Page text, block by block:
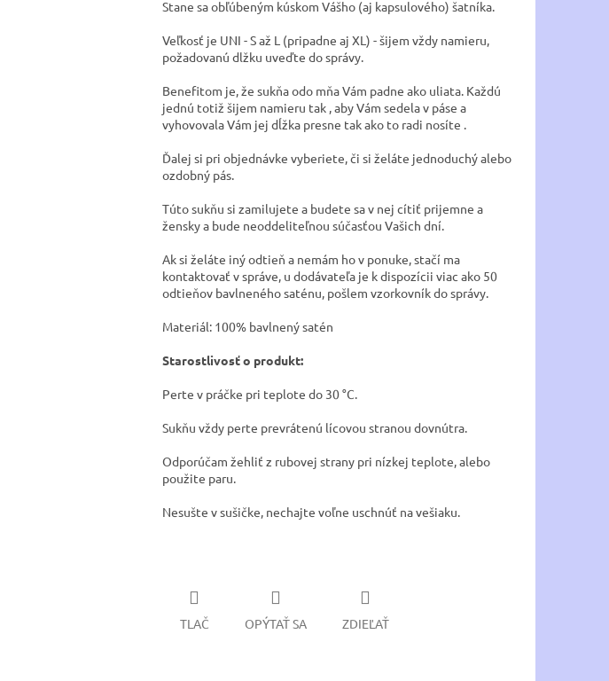
Stane sa obľúbeným kúskom Vášho (aj kapsulového) šatníka.
Veľkosť je UNI - S až L (pripadne aj XL) - šijem vždy namieru,
požadovanú dlžku uveďte do správy.
Benefitom je, že sukňa odo mňa Vám padne ako uliata. Každú
jednú totiž šijem namieru tak , aby Vám sedela v páse a
vyhovovala Vám jej dĺžka presne tak ako to radi nosíte .
Ďalej si pri objednávke vyberiete, či si želáte jednoduchý alebo
ozdobný pás.
Túto sukňu si zamilujete a budete sa v nej cítiť prijemne a
žensky a bude neoddeliteľnou súčasťou Vašich dní.
Ak si želáte iný odtieň a nemám ho v ponuke, stačí ma
kontaktovať v správe, u dodávateľa je k dispozícii viac ako 50
odtieňov bavlneného saténu, pošlem vzorkovník do správy.
Materiál: 100% bavlnený satén
Starostlivosť o produkt:
​Perte v práčke pri teplote do 30 °C.
Sukňu vždy perte prevrátenú lícovou stranou dovnútra.
​​Odporúčam žehliť z rubovej strany pri nízkej teplote, alebo
použite paru.
​Nesušte v sušičke, nechajte voľne uschnúť na vešiaku.
TLAČ OPÝTAŤ SA ZDIEĽAŤ